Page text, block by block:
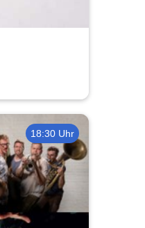
18:30 Uhr